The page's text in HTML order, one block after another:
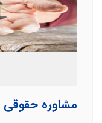
مشاوره